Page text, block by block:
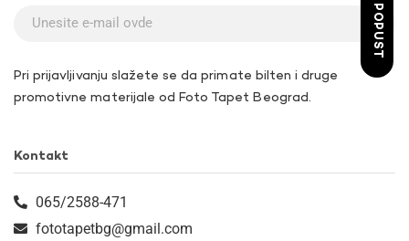
Pri prijavljivanju slažete se da primate bilten i druge
promotivne materijale od Foto Tapet Beograd.
Kontakt
065/2588-471
fototapetbg@gmail.com